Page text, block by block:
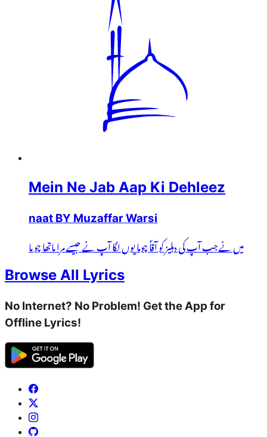
Mein Ne Jab Aap Ki Dehleez
naat BY Muzaffar Warsi
میں نے جب آپ کی دہلیز کو آقاؐ چوما یوں لگا آپ نے جیسے مرا ماتھا چو ما
Browse All Lyrics
No Internet? No Problem! Get the App for
Offline Lyrics!